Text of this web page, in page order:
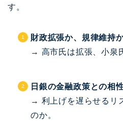
す。
財政拡張か、規律維持
→ 高市氏は拡張、小泉
日銀の金融政策との相
→ 利上げを遅らせるリ
のか。